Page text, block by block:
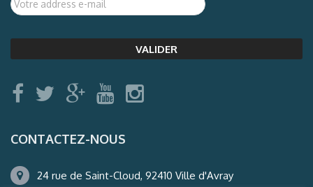
CONTACTEZ-NOUS
24 rue de Saint-Cloud, 92410 Ville d'Avray